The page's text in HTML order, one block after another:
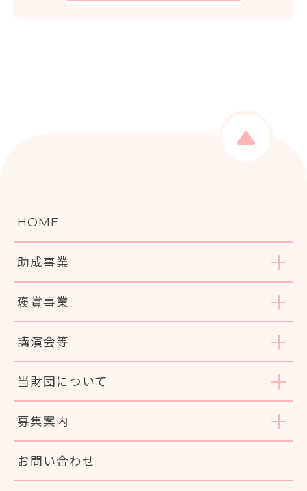
HOME
助成事業
褒賞事業
講演会等
当財団について
募集案内
お問い合わせ